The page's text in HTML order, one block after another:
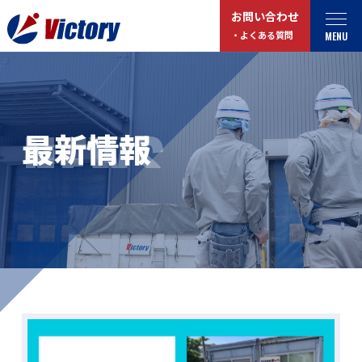
MENU
お問い合わせ
・よくある質問
トップ
事業紹介
総合解体 / 解体事業
産業廃棄物収集/ 運搬
企業概要
私たちについて
サステナビリティ
最新情報
お役立ちコラム
プライバシーポリシー
お問い合わせ
よくある質問
最新情報
NEWS